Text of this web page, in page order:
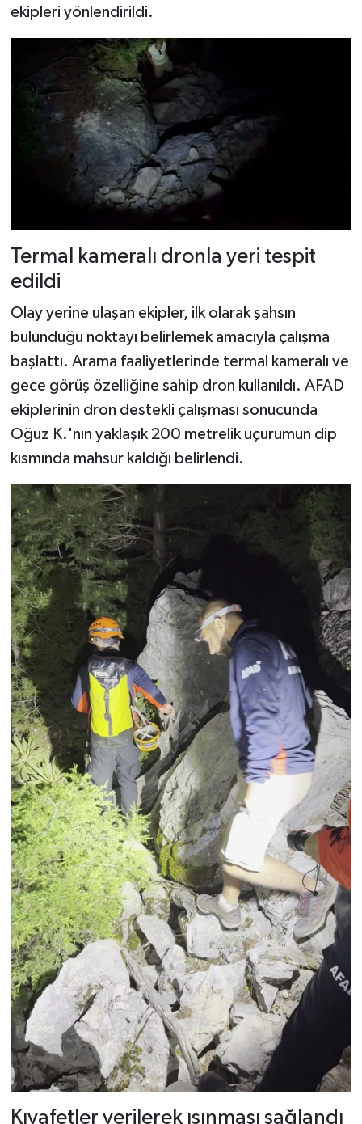
ekipleri yönlendirildi.
Termal kameralı dronla yeri tespit
edildi
Olay yerine ulaşan ekipler, ilk olarak şahsın
bulunduğu noktayı belirlemek amacıyla çalışma
başlattı. Arama faaliyetlerinde termal kameralı ve
gece görüş özelliğine sahip dron kullanıldı. AFAD
ekiplerinin dron destekli çalışması sonucunda
Oğuz K.'nın yaklaşık 200 metrelik uçurumun dip
kısmında mahsur kaldığı belirlendi.
Kıyafetler verilerek ısınması sağlandı